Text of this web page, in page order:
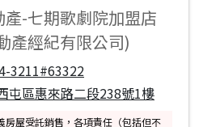
產-七期歌劇院加盟店
產經紀有限公司)
3211#63322
屯區惠來路二段238號1樓
房屋受託銷售，各項責任（包括但不